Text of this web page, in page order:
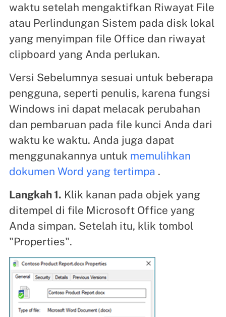
waktu setelah mengaktifkan Riwayat File
atau Perlindungan Sistem pada disk lokal
yang menyimpan file Office dan riwayat
clipboard yang Anda perlukan.
Versi Sebelumnya sesuai untuk beberapa
pengguna, seperti penulis, karena fungsi
Windows ini dapat melacak perubahan
dan pembaruan pada file kunci Anda dari
waktu ke waktu. Anda juga dapat
menggunakannya untuk memulihkan
dokumen Word yang tertimpa .
Langkah 1. Klik kanan pada objek yang
ditempel di file Microsoft Office yang
Anda simpan. Setelah itu, klik tombol
"Properties".